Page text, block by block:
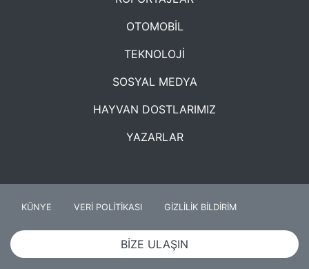
OTOMOBİL
TEKNOLOJİ
SOSYAL MEDYA
HAYVAN DOSTLARIMIZ
YAZARLAR
KÜNYE VERİ POLİTİKASI GİZLİLİK BİLDİRİM
BİZE ULAŞIN